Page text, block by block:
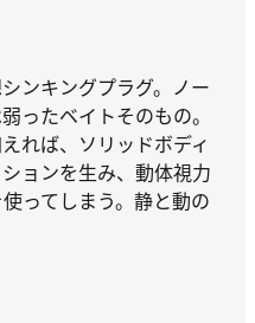
ンキングプラグ。ノー
ったベイトそのもの。
れば、ソリッドボディ
ョンを生み、動体視力
ってしまう。静と動の